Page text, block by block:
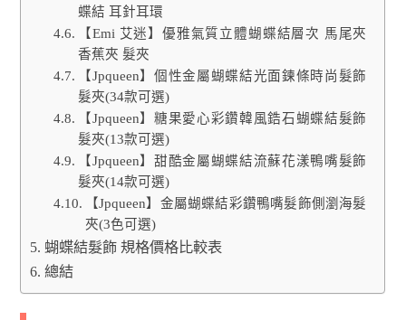
蝶結 耳針耳環
【Emi 艾迷】優雅氣質立體蝴蝶結層次 馬尾夾
香蕉夾 髮夾
【Jpqueen】個性金屬蝴蝶結光面鍊條時尚髮飾
髮夾(34款可選)
【Jpqueen】糖果愛心彩鑽韓風鋯石蝴蝶結髮飾
髮夾(13款可選)
【Jpqueen】甜酷金屬蝴蝶結流蘇花漾鴨嘴髮飾
髮夾(14款可選)
【Jpqueen】金屬蝴蝶結彩鑽鴨嘴髮飾側瀏海髮
夾(3色可選)
蝴蝶結髮飾 規格價格比較表
總結